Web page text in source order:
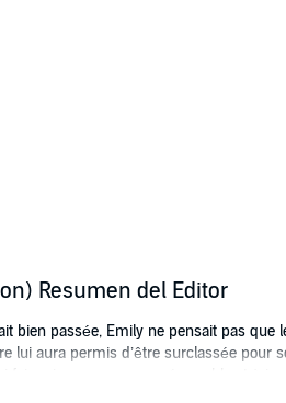
Resumen del Editor
bien passée, Emily ne pensait pas
lui aura permis d’être surclassée pour
vivre un voyage mémorable et à